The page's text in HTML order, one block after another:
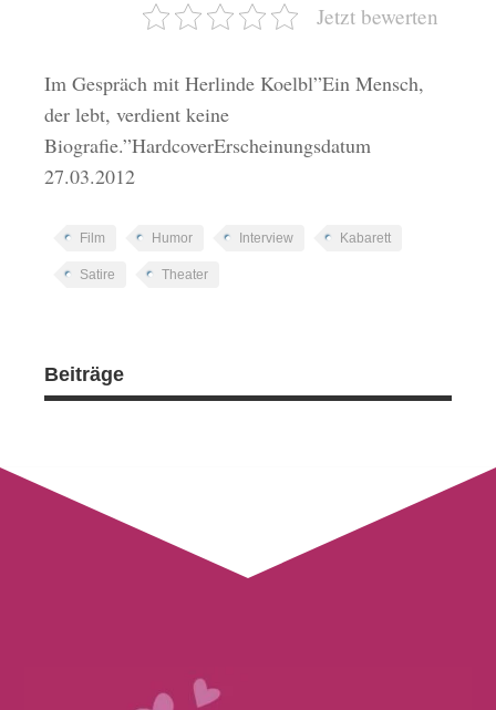
Jetzt bewerten
Im Gespräch mit Herlinde Koelbl”Ein Mensch,
der lebt, verdient keine
Biografie.”HardcoverErscheinungsdatum
27.03.2012
Film Humor Interview Kabarett
Satire Theater
Beiträge